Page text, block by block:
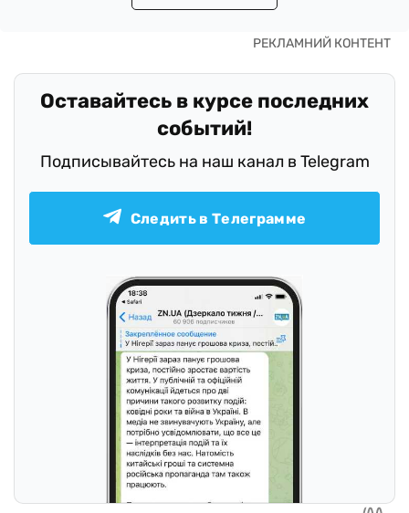
Оставайтесь в курсе последних
событий!
Подписывайтесь на наш канал в Telegram
Следить в Телеграмме